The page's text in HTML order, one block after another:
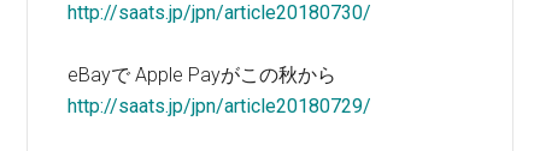
http://saats.jp/jpn/article20180730/
eBayで Apple Payがこの秋から
http://saats.jp/jpn/article20180729/